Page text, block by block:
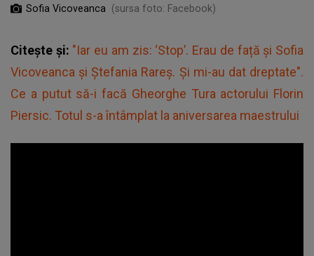
Sofia Vicoveanca (sursa foto: Facebook)
Citește și: "Iar eu am zis: ‘Stop’. Erau de față și Sofia
Vicoveanca și Ștefania Rareș. Și mi-au dat dreptate".
Ce a putut să-i facă Gheorghe Tura actorului Florin
Piersic. Totul s-a întâmplat la aniversarea maestrului